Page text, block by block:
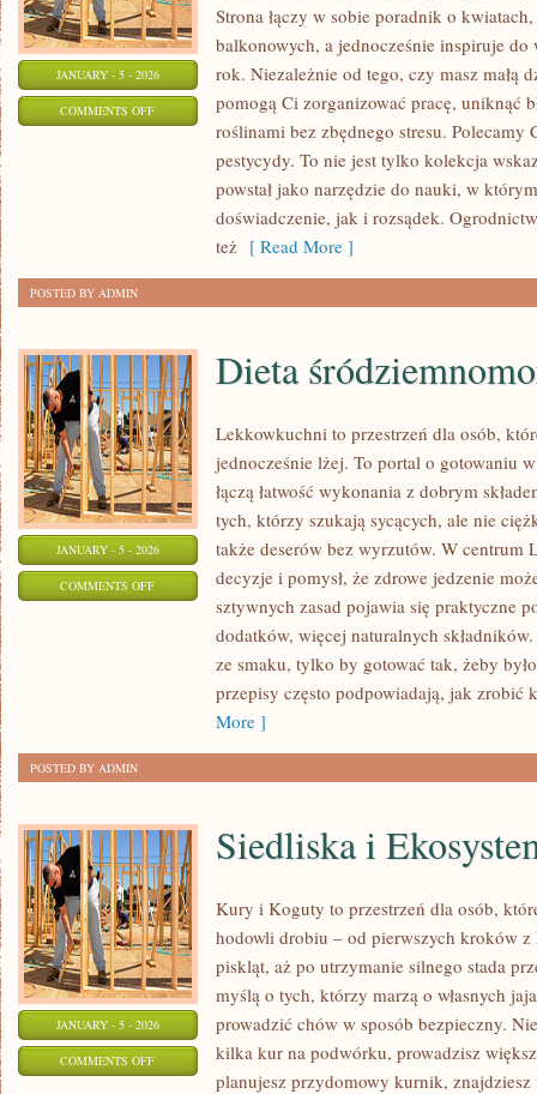
JANUARY - 5 - 2026
COMMENTS OFFON
Strona łączy w sobie poradnik o
balkonowych, a jednocześnie inspiruje do
rok. Niezależnie od tego, czy masz małą
pomogą Ci zorganizować pracę, uniknąć
roślinami bez zbędnego stresu.
pestycydy. To nie jest tylko kolekcja
powstał jako narzędzie do nauki, w
doświadczenie, jak i rozsądek.
też [ Read More ]
POSTED BY ADMIN
JANUARY - 5 - 2026
COMMENTS OFFON
ŚRÓDZIEMNOMORSKA
Dieta
Lekkowkuchni to przestrzeń dla osób,
jednocześnie lżej. To portal o gotowaniu
łączą łatwość wykonania z dobrym
tych, którzy szukają sycących, ale nie
także deserów bez wyrzutów. W centrum
decyzje i pomysł, że zdrowe jedzenie
sztywnych zasad pojawia się praktyczne
dodatków, więcej naturalnych
ze smaku, tylko by gotować tak, żeby
przepisy często podpowiadają, jak zrobić
More ]
POSTED BY ADMIN
JANUARY - 5 - 2026
COMMENTS OFFON
Siedliska i
Kury i Koguty to przestrzeń dla osób,
hodowli drobiu – od pierwszych kroków
piskląt, aż po utrzymanie silnego stada
myślą o tych, którzy marzą o własnych
prowadzić chów w sposób bezpieczny.
kilka kur na podwórku, prowadzisz
planujesz przydomowy kurnik,